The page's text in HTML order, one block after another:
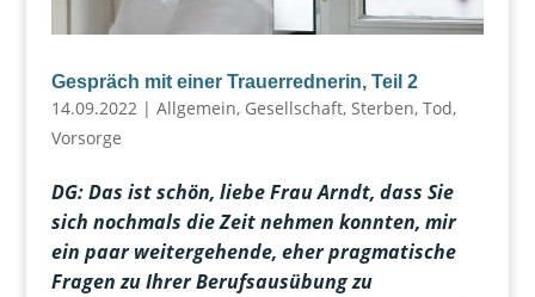
Gespräch mit einer Trauerrednerin, Teil 2
14.09.2022 | Allgemein, Gesellschaft, Sterben, Tod,
Vorsorge
DG: Das ist schön, liebe Frau Arndt, dass Sie
sich nochmals die Zeit nehmen konnten, mir
ein paar weitergehende, eher pragmatische
Fragen zu Ihrer Berufsausübung zu